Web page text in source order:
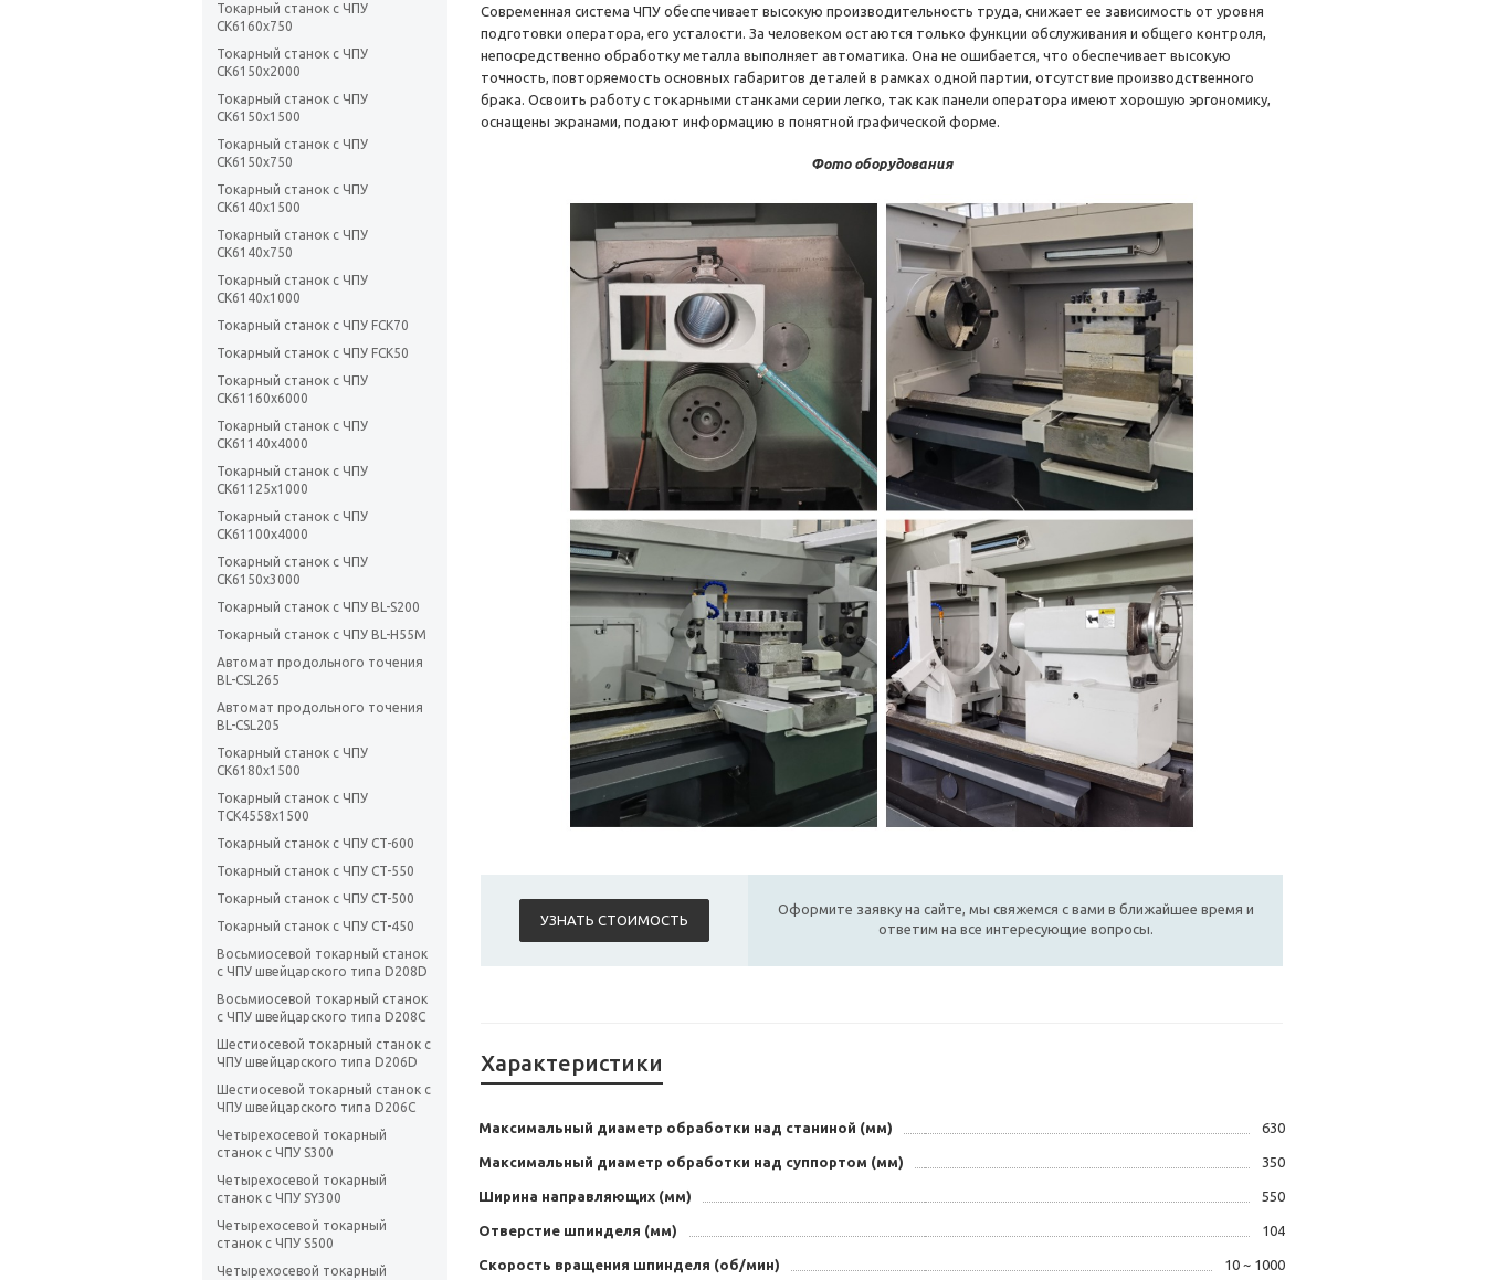
Токарный станок с ЧПУ
CK6160х750
Токарный станок с ЧПУ
CK6150х2000
Токарный станок с ЧПУ
CK6150x1500
Токарный станок с ЧПУ
CK6150х750
Токарный станок с ЧПУ
CK6140х1500
Токарный станок с ЧПУ
CK6140х750
Токарный станок с ЧПУ
CK6140х1000
Токарный станок с ЧПУ FCK70
Токарный станок с ЧПУ FCK50
Токарный станок с ЧПУ
CK61160x6000
Токарный станок с ЧПУ
CK61140x4000
Токарный станок с ЧПУ
CK61125x1000
Токарный станок с ЧПУ
CK61100х4000
Токарный станок с ЧПУ
CK6150x3000
Токарный станок с ЧПУ BL-S200
Токарный станок с ЧПУ BL-H55M
Автомат продольного точения
BL-CSL265
Автомат продольного точения
BL-CSL205
Токарный станок с ЧПУ
CK6180х1500
Токарный станок с ЧПУ
TCK4558х1500
Токарный станок с ЧПУ CT-600
Токарный станок с ЧПУ CT-550
Токарный станок с ЧПУ CT-500
Токарный станок с ЧПУ CT-450
Восьмиосевой токарный станок
с ЧПУ швейцарского типа D208D
Восьмиосевой токарный станок
с ЧПУ швейцарского типа D208C
Шестиосевой токарный станок с
ЧПУ швейцарского типа D206D
Шестиосевой токарный станок с
ЧПУ швейцарского типа D206C
Четырехосевой токарный
станок с ЧПУ S300
Четырехосевой токарный
станок с ЧПУ SY300
Четырехосевой токарный
станок с ЧПУ S500
Четырехосевой токарный
Современная система ЧПУ обеспечивает высокую производительность труда, снижает ее зависимость от уровня
подготовки оператора, его усталости. За человеком остаются только функции обслуживания и общего контроля,
непосредственно обработку металла выполняет автоматика. Она не ошибается, что обеспечивает высокую
точность, повторяемость основных габаритов деталей в рамках одной партии, отсутствие производственного
брака. Освоить работу с токарными станками серии легко, так как панели оператора имеют хорошую эргономику,
оснащены экранами, подают информацию в понятной графической форме.
Фото оборудования
УЗНАТЬ СТОИМОСТЬ
Оформите заявку на сайте, мы свяжемся с вами в ближайшее время и
ответим на все интересующие вопросы.
Характеристики
Максимальный диаметр обработки над станиной (мм) 630
Максимальный диаметр обработки над суппортом (мм) 350
Ширина направляющих (мм) 550
Отверстие шпинделя (мм) 104
Скорость вращения шпинделя (об/мин) 10 ~ 1000